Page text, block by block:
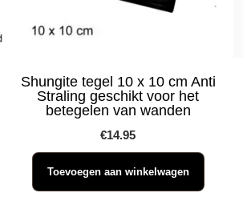
Shungite tegel 10 x 10 cm Anti
Straling geschikt voor het
betegelen van wanden
€14.95
Toevoegen aan winkelwagen